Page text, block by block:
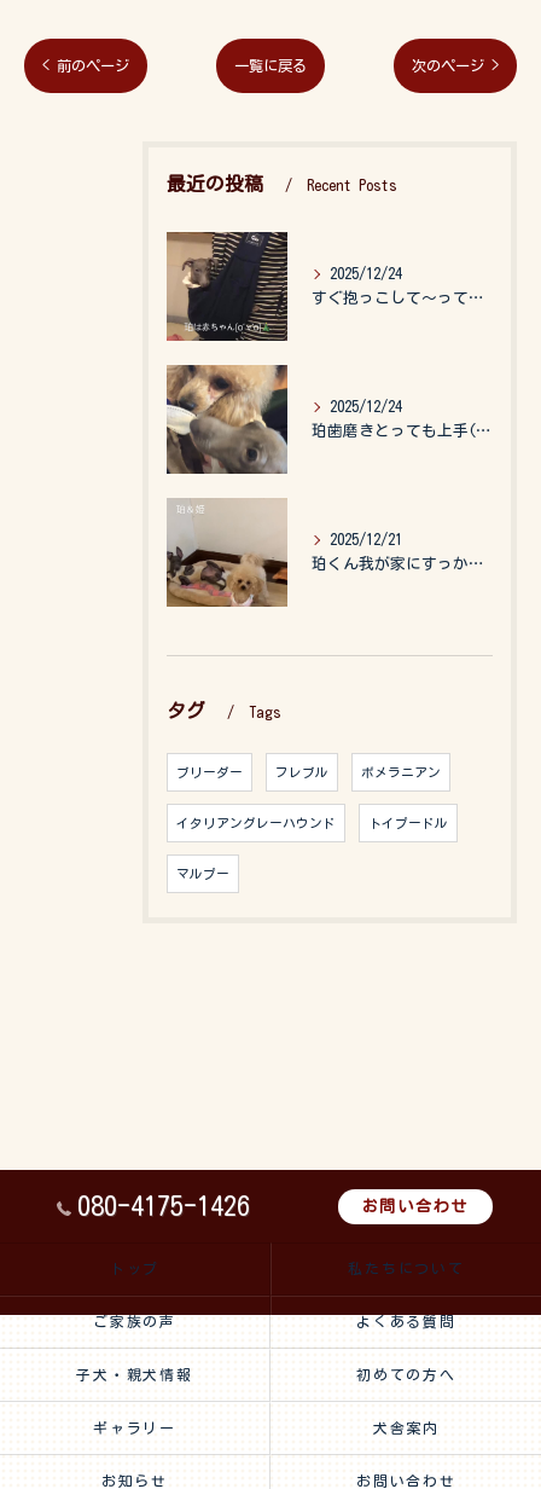
< 前のページ 一覧に戻る 次のページ >
最近の投稿 Recent Posts
2025/12/24
すぐ抱っこして〜って言うので、抱っこ紐に入れてゆらゆら☺️
2025/12/24
珀歯磨きとっても上手(о´∀`о)
2025/12/21
珀くん我が家にすっかりなれて、キッズのお世話もしてくれて、今...
タグ Tags
ブリーダー フレブル ポメラニアン
イタリアングレーハウンド トイプードル
マルプー
080-4175-1426 お問い合わせ
トップ 私たちについて
ご家族の声 よくある質問
子犬・親犬情報 初めての方へ
ギャラリー 犬舎案内
お知らせ お問い合わせ